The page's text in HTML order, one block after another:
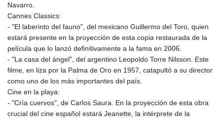
Navarro.
Cannes Classics:
- "El laberinto del fauno", del mexicano Guillermo del Toro, quien
estará presente en la proyección de esta copia restaurada de la
película que lo lanzó definitivamente a la fama en 2006.
- "La casa del ángel", del argentino Leopoldo Torre Nilsson. Este
filme, en liza por la Palma de Oro en 1957, catapultó a su director
como uno de los más importantes del país.
Cine en la playa:
- "Cría cuervos", de Carlos Saura. En la proyección de esta obra
crucial del cine español estará Jeanette, la intérprete de la